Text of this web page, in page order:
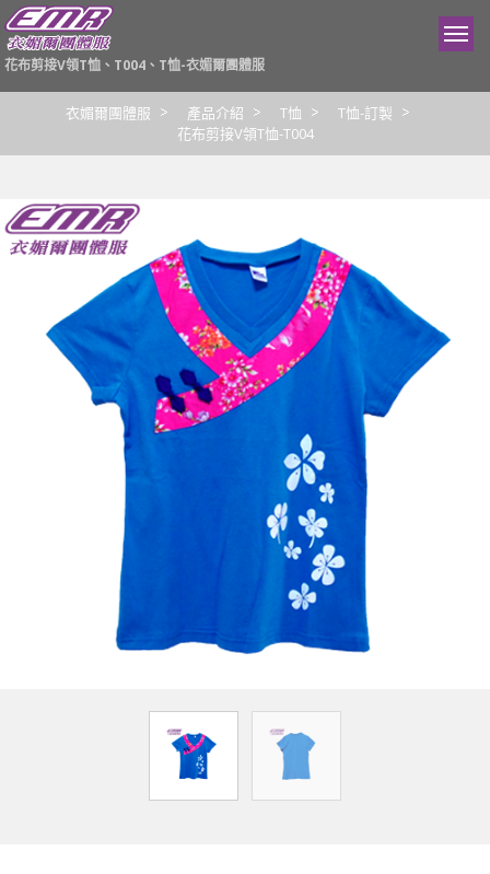
花布剪接V領T恤、T004、T恤-衣媚爾團體服
衣媚爾團體服 產品介紹 T恤
T恤-訂製
花布剪接V領T恤-T004